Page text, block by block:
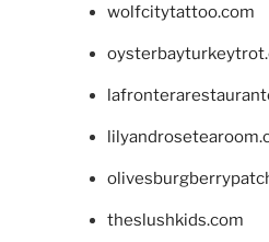
wolfcitytattoo.com
theslushkids.com